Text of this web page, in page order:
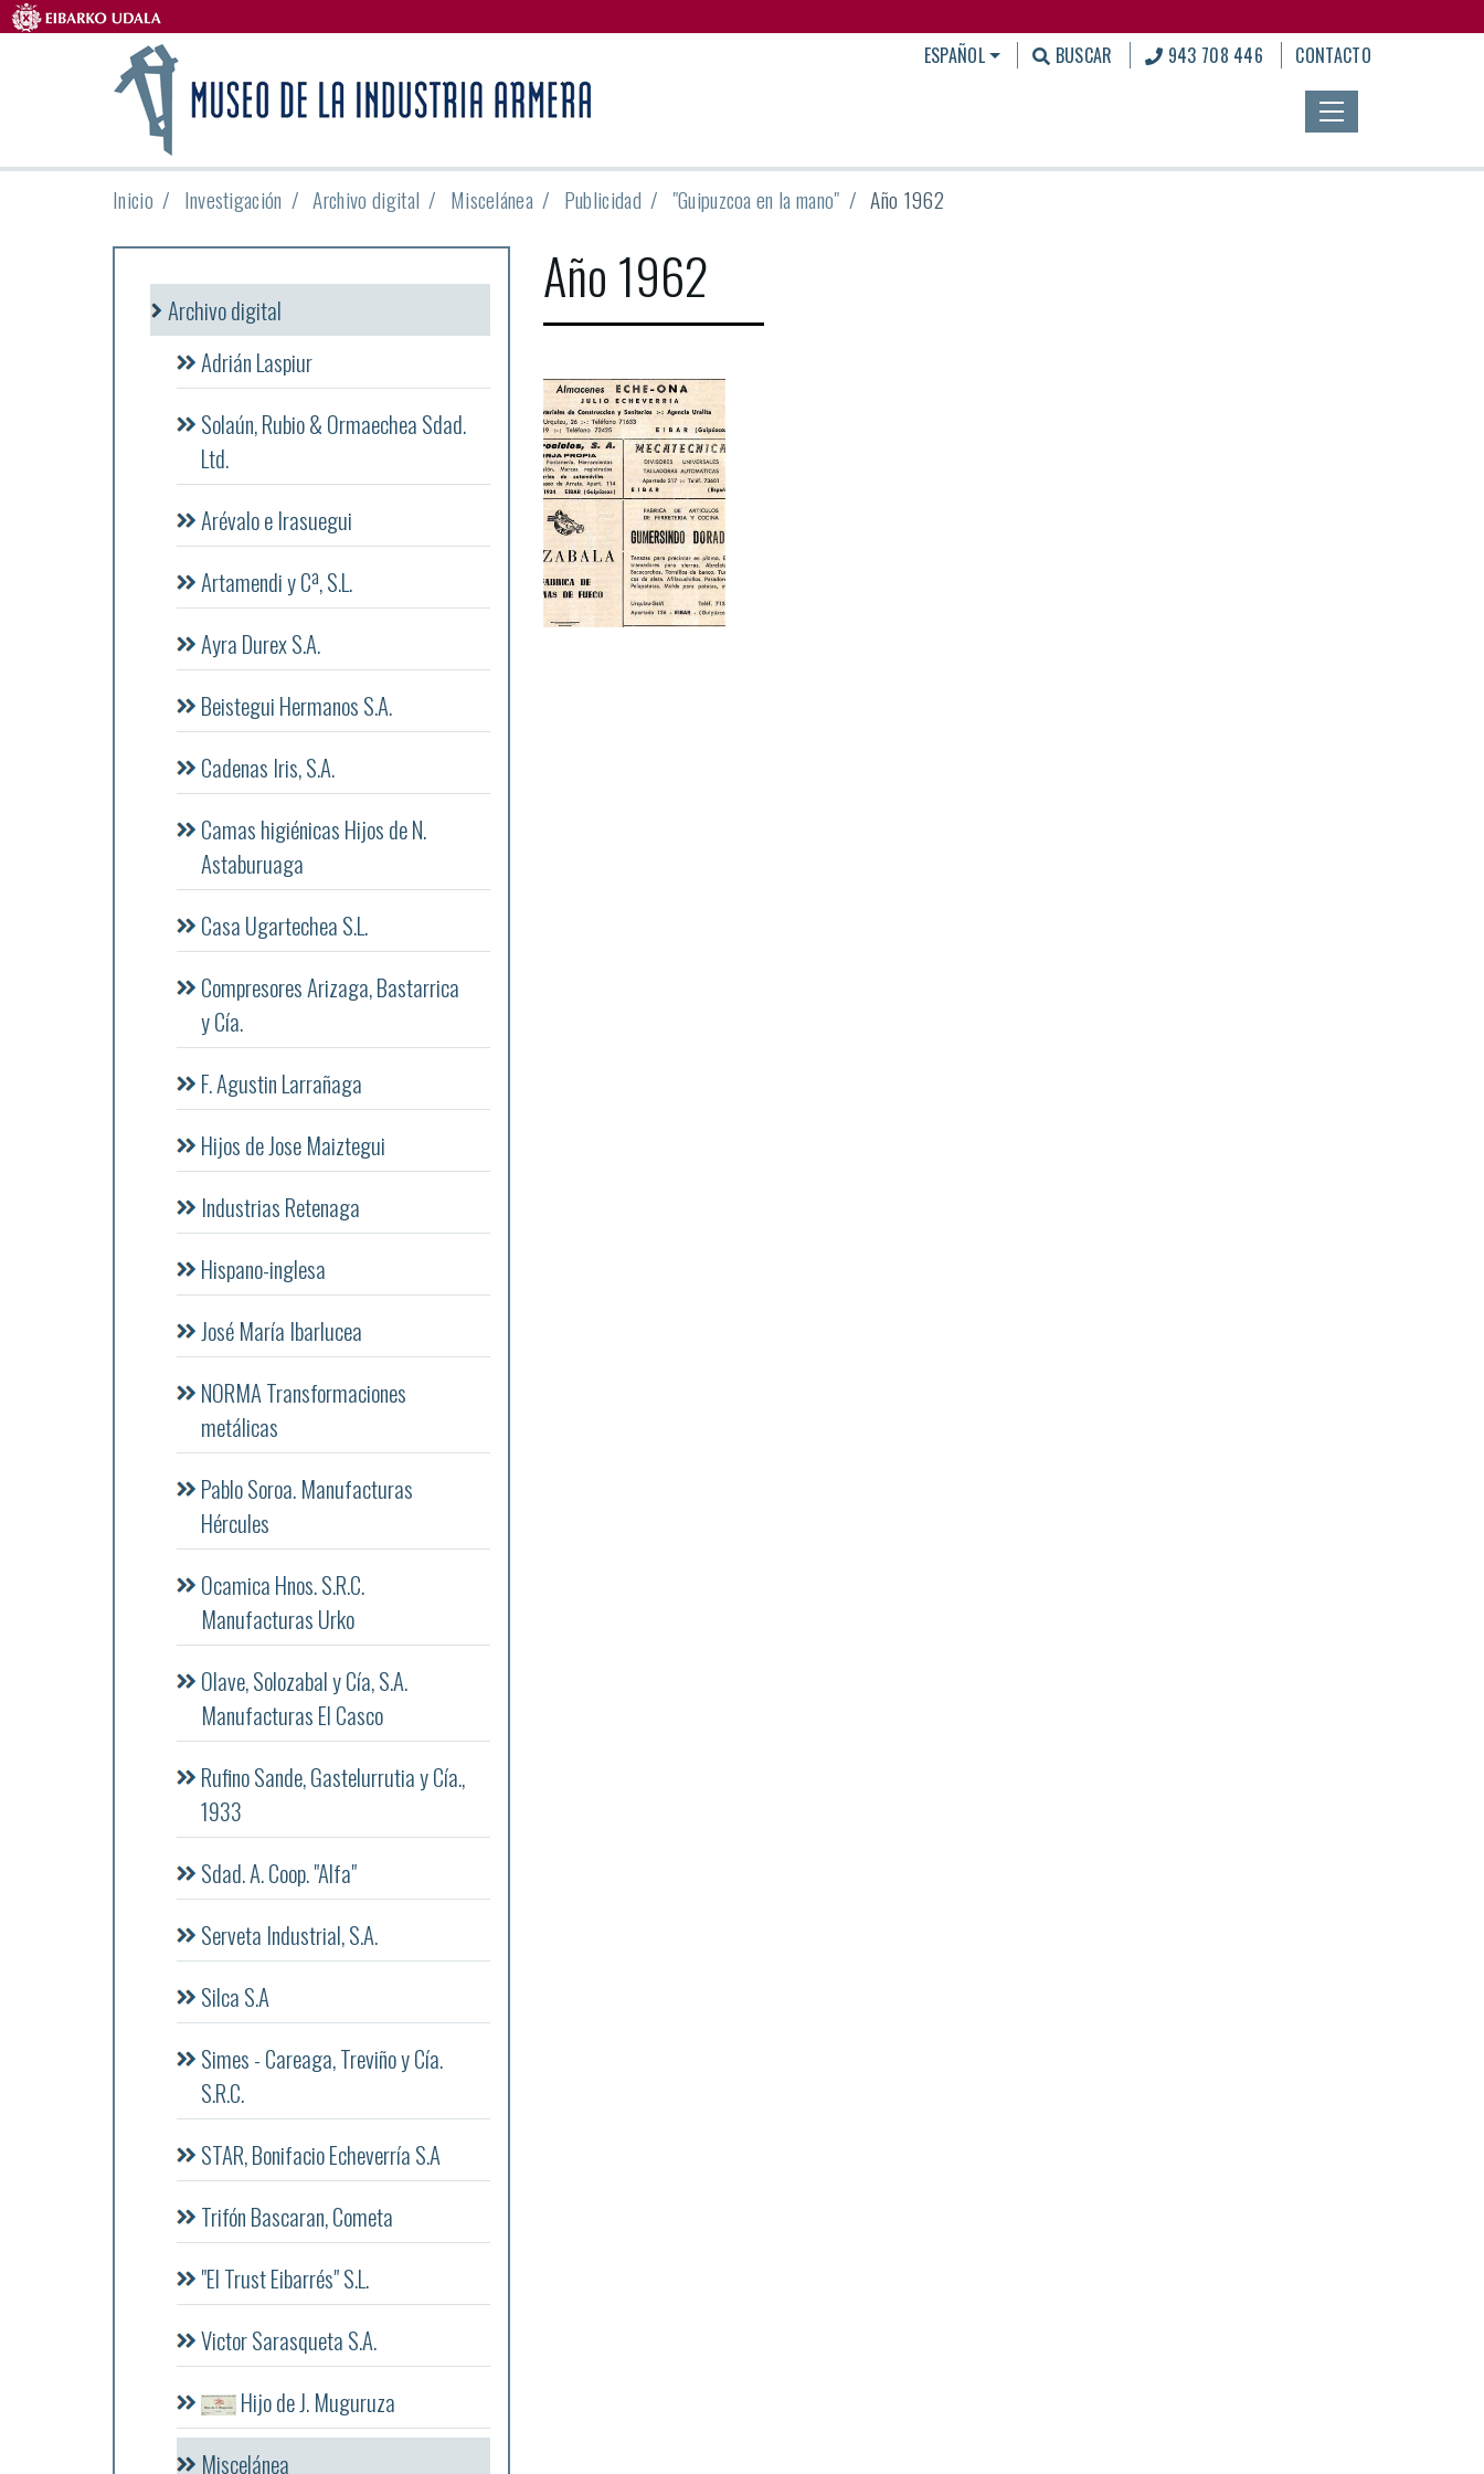
ESPAÑOL BUSCAR 943 708 446 CONTACTO
Inicio Investigación Archivo digital Miscelánea Publicidad "Guipuzcoa en la mano" Año 1962
Año 1962
Archivo digital
Adrián Laspiur
Solaún, Rubio & Ormaechea Sdad.
Ltd.
Arévalo e Irasuegui
Artamendi y Cª, S.L.
Ayra Durex S.A.
Beistegui Hermanos S.A.
Cadenas Iris, S.A.
Camas higiénicas Hijos de N.
Astaburuaga
Casa Ugartechea S.L.
Compresores Arizaga, Bastarrica
y Cía.
F. Agustin Larrañaga
Hijos de Jose Maiztegui
Industrias Retenaga
Hispano-inglesa
José María Ibarlucea
NORMA Transformaciones
metálicas
Pablo Soroa. Manufacturas
Hércules
Ocamica Hnos. S.R.C.
Manufacturas Urko
Olave, Solozabal y Cía, S.A.
Manufacturas El Casco
Rufino Sande, Gastelurrutia y Cía.,
1933
Sdad. A. Coop. "Alfa"
Serveta Industrial, S.A.
Silca S.A
Simes - Careaga, Treviño y Cía.
S.R.C.
STAR, Bonifacio Echeverría S.A
Trifón Bascaran, Cometa
"El Trust Eibarrés" S.L.
Victor Sarasqueta S.A.
Hijo de J. Muguruza
Miscelánea